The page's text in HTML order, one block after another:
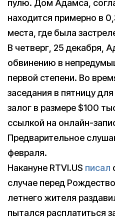
пулю. Дом Адамса,
находится примерно в
места, где была
В четверг, 25 декабря,
обвинению в
первой степени. Во
заседания в пятницу
залог в размере $100
ссылкой на онлайн-
Предварительное
февраля.
Накануне RTVI.US писал
случае перед
летнего жителя
пытался расплатиться